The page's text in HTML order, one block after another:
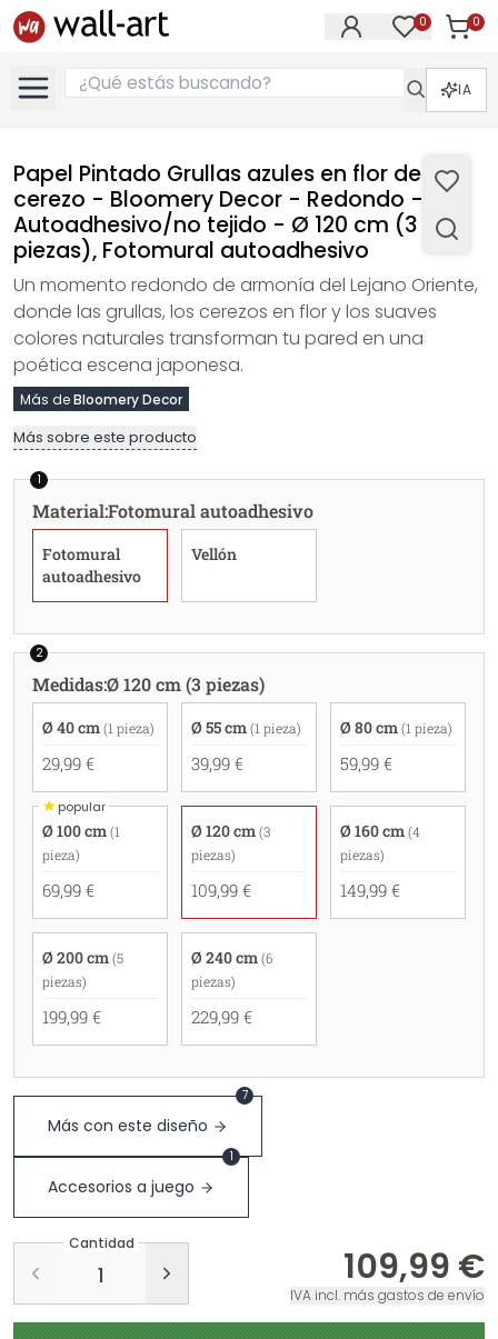
0 0
IA
Papel Pintado Grullas azules en flor de
cerezo - Bloomery Decor - Redondo -
Autoadhesivo/no tejido - Ø 120 cm (3
piezas), Fotomural autoadhesivo
Un momento redondo de armonía del Lejano Oriente,
donde las grullas, los cerezos en flor y los suaves
colores naturales transforman tu pared en una
poética escena japonesa.
Más deBloomery Decor
Más sobre este producto
1
Material:Fotomural autoadhesivo
Fotomural
autoadhesivo
Vellón
2
Medidas:Ø 120 cm (3 piezas)
Ø 40 cm (1 pieza)
29,99 €
Ø 55 cm (1 pieza)
39,99 €
Ø 80 cm (1 pieza)
59,99 €
★popular
Ø 100 cm (1
pieza)
69,99 €
Ø 120 cm (3
piezas)
109,99 €
Ø 160 cm (4
piezas)
149,99 €
Ø 200 cm (5
piezas)
199,99 €
Ø 240 cm (6
piezas)
229,99 €
Más con este diseño
7
Accesorios a juego
1
Cantidad
109,99 €
IVA incl. más gastos de envío